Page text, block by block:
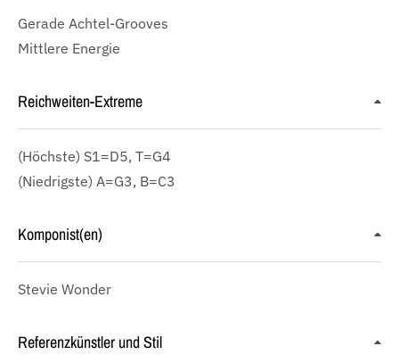
Gerade Achtel-Grooves
Mittlere Energie
Reichweiten-Extreme
(Höchste) S1=D5, T=G4
(Niedrigste) A=G3, B=C3
Komponist(en)
Stevie Wonder
Referenzkünstler und Stil